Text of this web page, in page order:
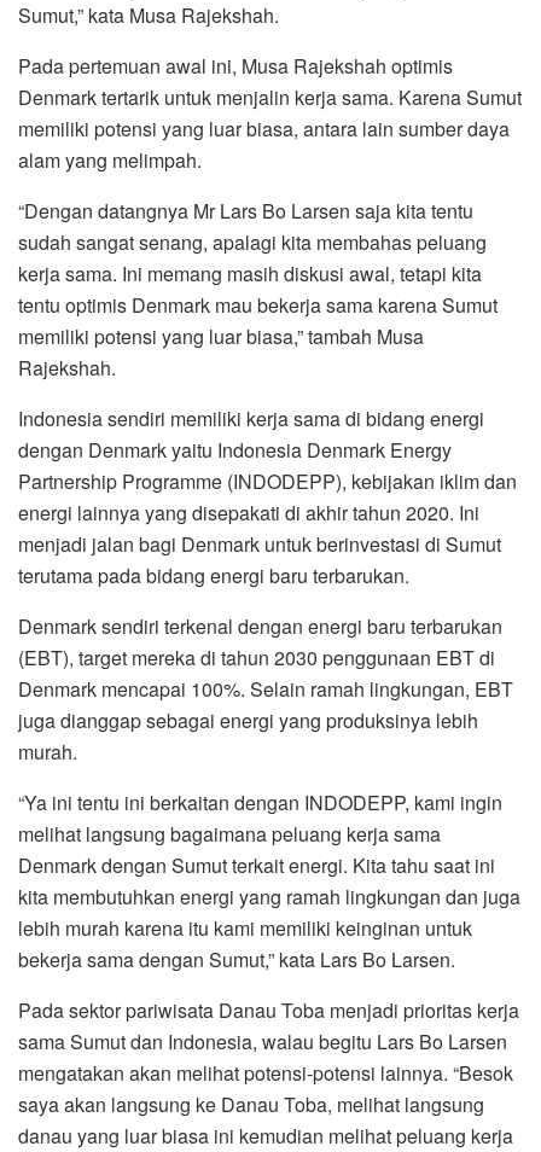
Sumut,” kata Musa Rajekshah.
Pada pertemuan awal ini, Musa Rajekshah optimis
Denmark tertarik untuk menjalin kerja sama. Karena Sumut
memiliki potensi yang luar biasa, antara lain sumber daya
alam yang melimpah.
“Dengan datangnya Mr Lars Bo Larsen saja kita tentu
sudah sangat senang, apalagi kita membahas peluang
kerja sama. Ini memang masih diskusi awal, tetapi kita
tentu optimis Denmark mau bekerja sama karena Sumut
memiliki potensi yang luar biasa,” tambah Musa
Rajekshah.
Indonesia sendiri memiliki kerja sama di bidang energi
dengan Denmark yaitu Indonesia Denmark Energy
Partnership Programme (INDODEPP), kebijakan iklim dan
energi lainnya yang disepakati di akhir tahun 2020. Ini
menjadi jalan bagi Denmark untuk berinvestasi di Sumut
terutama pada bidang energi baru terbarukan.
Denmark sendiri terkenal dengan energi baru terbarukan
(EBT), target mereka di tahun 2030 penggunaan EBT di
Denmark mencapai 100%. Selain ramah lingkungan, EBT
juga dianggap sebagai energi yang produksinya lebih
murah.
“Ya ini tentu ini berkaitan dengan INDODEPP, kami ingin
melihat langsung bagaimana peluang kerja sama
Denmark dengan Sumut terkait energi. Kita tahu saat ini
kita membutuhkan energi yang ramah lingkungan dan juga
lebih murah karena itu kami memiliki keinginan untuk
bekerja sama dengan Sumut,” kata Lars Bo Larsen.
Pada sektor pariwisata Danau Toba menjadi prioritas kerja
sama Sumut dan Indonesia, walau begitu Lars Bo Larsen
mengatakan akan melihat potensi-potensi lainnya. “Besok
saya akan langsung ke Danau Toba, melihat langsung
danau yang luar biasa ini kemudian melihat peluang kerja